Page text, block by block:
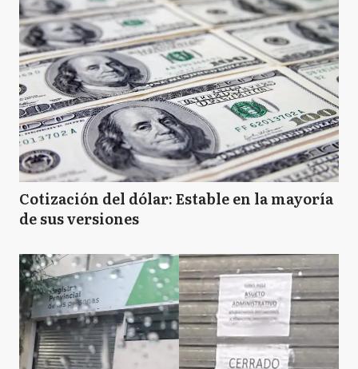
Cotización del dólar: Estable en la mayoría
de sus versiones